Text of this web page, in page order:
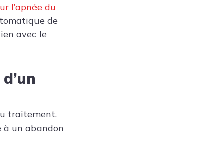
l’apnée du
de
avec le
traitement.
un abandon